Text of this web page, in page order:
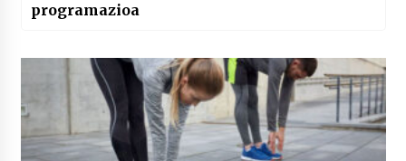
programazioa